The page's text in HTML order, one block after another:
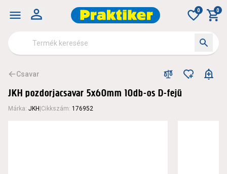
0 0
Csavar
JKH pozdorjacsavar 5x60mm 10db-os D-fejű
Márka: JKH Cikkszám: 176952